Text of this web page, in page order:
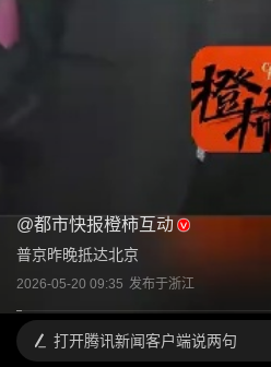
@都市快报橙柿互动
普京昨晚抵达北京
2026-05-20 09:35 发布于浙江
打开腾讯新闻客户端说两句